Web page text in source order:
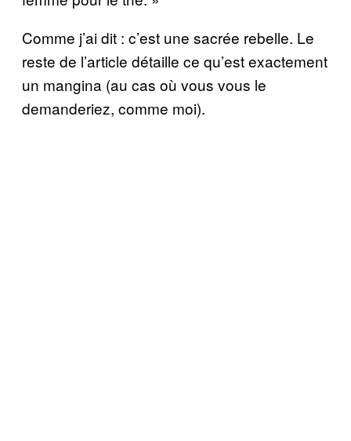
Comme j’ai dit : c’est une sacrée rebelle. Le
reste de l’article détaille ce qu’est exactement
un mangina (au cas où vous vous le
demanderiez, comme moi).